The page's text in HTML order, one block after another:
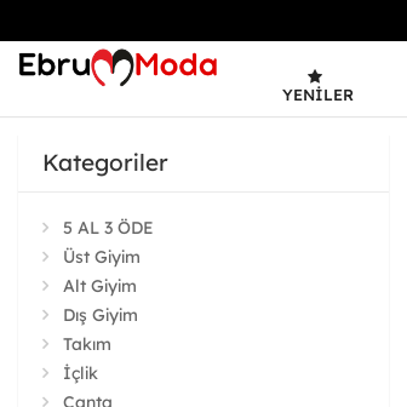
YENILER
Kategoriler
5 AL 3 ÖDE
Üst Giyim
Alt Giyim
Dış Giyim
Takım
İçlik
Çanta